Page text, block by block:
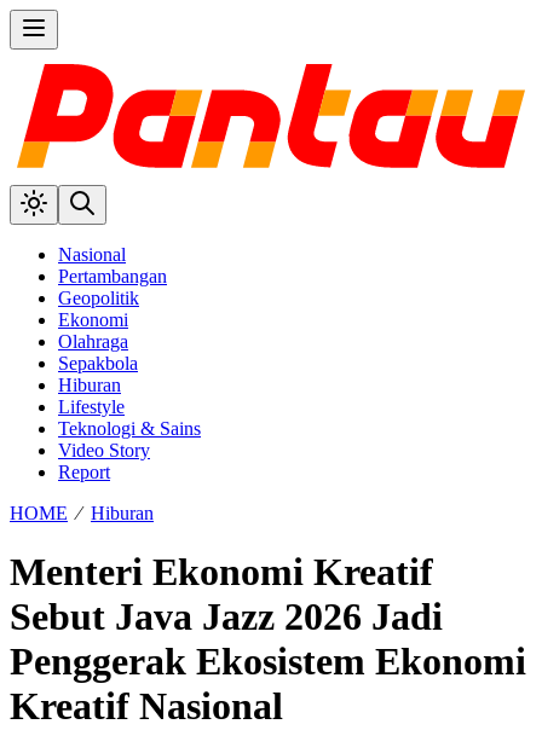
Nasional
Pertambangan
Geopolitik
Ekonomi
Olahraga
Sepakbola
Hiburan
Lifestyle
Teknologi & Sains
Video Story
Report
HOME ⁄ Hiburan
Menteri Ekonomi Kreatif
Sebut Java Jazz 2026 Jadi
Penggerak Ekosistem Ekonomi
Kreatif Nasional